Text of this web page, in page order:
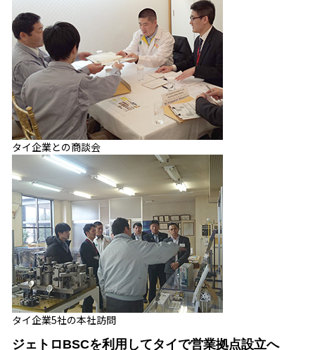
タイ企業との商談会
タイ企業5社の本社訪問
ジェトロBSCを利用してタイで営業拠点設立へ